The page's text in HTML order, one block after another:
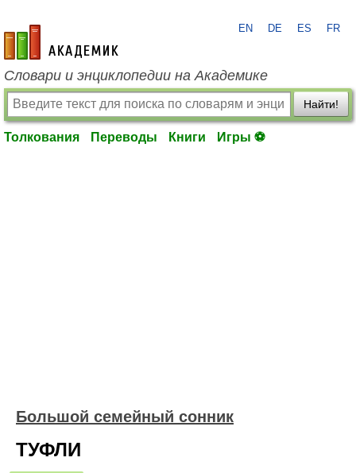
academic.ru
EN DE ES FR
Словари и энциклопедии на Академике
Найти!
Толкования Переводы Книги Игры ⚽
Большой семейный сонник
ТУФЛИ